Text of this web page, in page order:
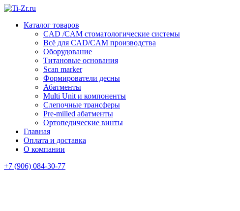
Каталог товаров
CAD /CAM стоматологические системы
Всё для CAD/CAM производства
Оборудование
Титановые основания
Scan marker
Формирователи десны
Абатменты
Multi Unit и компоненты
Слепочные трансферы
Pre-milled абатменты
Ортопедические винты
Главная
Оплата и доставка
O компании
+7 (906) 084-30-77